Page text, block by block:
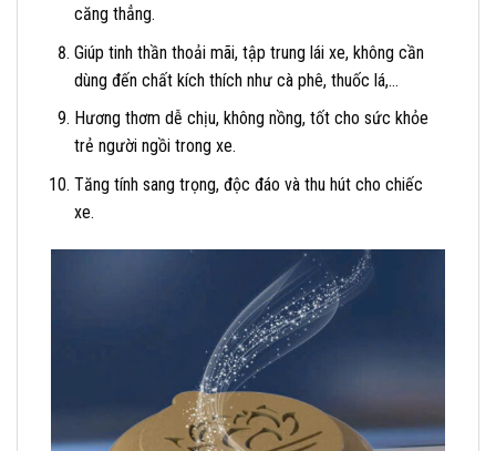
căng thẳng.
Giúp tinh thần thoải mãi, tập trung lái xe, không cần
dùng đến chất kích thích như cà phê, thuốc lá,…
Hương thơm dễ chịu, không nồng, tốt cho sức khỏe
trẻ người ngồi trong xe.
Tăng tính sang trọng, độc đáo và thu hút cho chiếc
xe.